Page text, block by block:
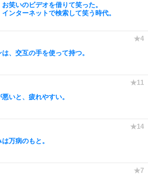
笑いのビデオを借りて笑った。
ンターネットで検索して笑う時代。
は、交互の手を使って持つ。
いと、疲れやすい。
は万病のもと。